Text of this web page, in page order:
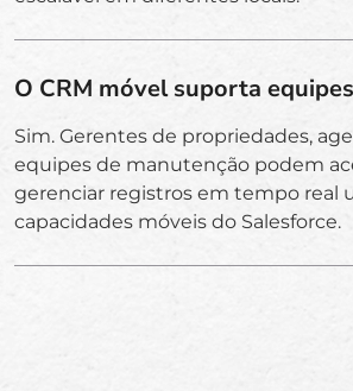
O CRM móvel suporta
Sim. Gerentes de propriedades,
equipes de manutenção podem
gerenciar registros em tempo real
capacidades móveis do Salesforce.